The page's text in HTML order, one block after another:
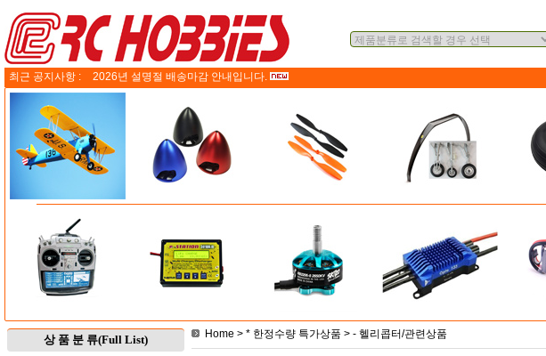
최근 공지사항 : 2026년 설명절 배송마감 안내입니다.
상 품 분 류(Full List) Home > * 한정수량 특가상품 > - 헬리콥터/관련상품